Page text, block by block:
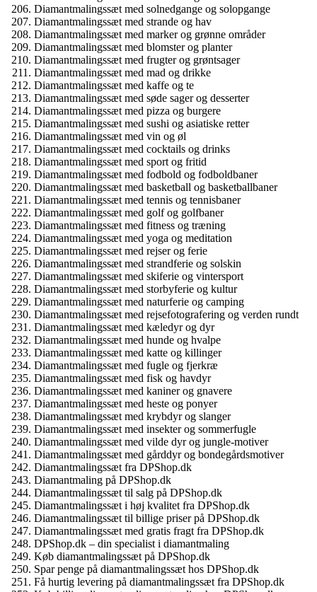
Diamantmalingssæt med solnedgange og solopgange
Diamantmalingssæt med strande og hav
Diamantmalingssæt med marker og grønne områder
Diamantmalingssæt med blomster og planter
Diamantmalingssæt med frugter og grøntsager
Diamantmalingssæt med mad og drikke
Diamantmalingssæt med kaffe og te
Diamantmalingssæt med søde sager og desserter
Diamantmalingssæt med pizza og burgere
Diamantmalingssæt med sushi og asiatiske retter
Diamantmalingssæt med vin og øl
Diamantmalingssæt med cocktails og drinks
Diamantmalingssæt med sport og fritid
Diamantmalingssæt med fodbold og fodboldbaner
Diamantmalingssæt med basketball og basketballbaner
Diamantmalingssæt med tennis og tennisbaner
Diamantmalingssæt med golf og golfbaner
Diamantmalingssæt med fitness og træning
Diamantmalingssæt med yoga og meditation
Diamantmalingssæt med rejser og ferie
Diamantmalingssæt med strandferie og solskin
Diamantmalingssæt med skiferie og vintersport
Diamantmalingssæt med storbyferie og kultur
Diamantmalingssæt med naturferie og camping
Diamantmalingssæt med rejsefotografering og verden rundt
Diamantmalingssæt med kæledyr og dyr
Diamantmalingssæt med hunde og hvalpe
Diamantmalingssæt med katte og killinger
Diamantmalingssæt med fugle og fjerkræ
Diamantmalingssæt med fisk og havdyr
Diamantmalingssæt med kaniner og gnavere
Diamantmalingssæt med heste og ponyer
Diamantmalingssæt med krybdyr og slanger
Diamantmalingssæt med insekter og sommerfugle
Diamantmalingssæt med vilde dyr og jungle-motiver
Diamantmalingssæt med gårddyr og bondegårdsmotiver
Diamantmalingssæt fra DPShop.dk
Diamantmaling på DPShop.dk
Diamantmalingssæt til salg på DPShop.dk
Diamantmalingssæt i høj kvalitet fra DPShop.dk
Diamantmalingssæt til billige priser på DPShop.dk
Diamantmalingssæt med gratis fragt fra DPShop.dk
DPShop.dk – din specialist i diamantmaling
Køb diamantmalingssæt på DPShop.dk
Spar penge på diamantmalingssæt hos DPShop.dk
Få hurtig levering på diamantmalingssæt fra DPShop.dk